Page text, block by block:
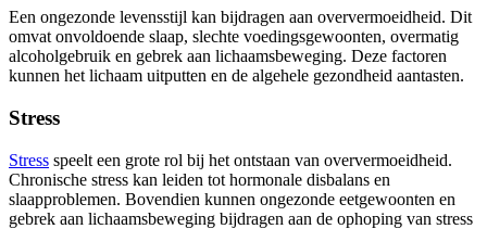
Een ongezonde levensstijl kan bijdragen aan oververmoeidheid. Dit
omvat onvoldoende slaap, slechte voedingsgewoonten, overmatig
alcoholgebruik en gebrek aan lichaamsbeweging. Deze factoren
kunnen het lichaam uitputten en de algehele gezondheid aantasten.
Stress
Stress speelt een grote rol bij het ontstaan van oververmoeidheid.
Chronische stress kan leiden tot hormonale disbalans en
slaapproblemen. Bovendien kunnen ongezonde eetgewoonten en
gebrek aan lichaamsbeweging bijdragen aan de ophoping van stress